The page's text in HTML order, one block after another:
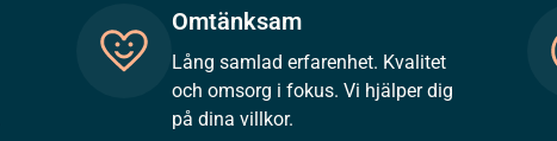
Omtänksam
Lång samlad erfarenhet. Kvalitet
och omsorg i fokus. Vi hjälper dig
på dina villkor.